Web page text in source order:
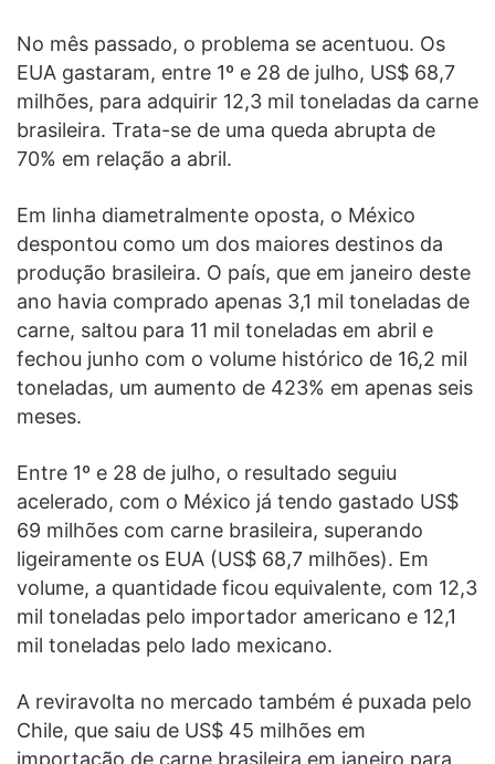
No mês passado, o problema se acentuou. Os
EUA gastaram, entre 1º e 28 de julho, US$ 68,7
milhões, para adquirir 12,3 mil toneladas da carne
brasileira. Trata-se de uma queda abrupta de
70% em relação a abril.
Em linha diametralmente oposta, o México
despontou como um dos maiores destinos da
produção brasileira. O país, que em janeiro deste
ano havia comprado apenas 3,1 mil toneladas de
carne, saltou para 11 mil toneladas em abril e
fechou junho com o volume histórico de 16,2 mil
toneladas, um aumento de 423% em apenas seis
meses.
Entre 1º e 28 de julho, o resultado seguiu
acelerado, com o México já tendo gastado US$
69 milhões com carne brasileira, superando
ligeiramente os EUA (US$ 68,7 milhões). Em
volume, a quantidade ficou equivalente, com 12,3
mil toneladas pelo importador americano e 12,1
mil toneladas pelo lado mexicano.
A reviravolta no mercado também é puxada pelo
Chile, que saiu de US$ 45 milhões em
importação de carne brasileira em janeiro para